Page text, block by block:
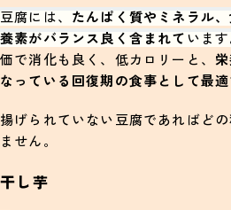
豆腐には、 たんぱく質やミネラル
養素がバランス良く含まれています
価で消化も良く、低カロリーと、
なっている回復期の食事として最適
揚げられていない豆腐であればど
ません。
干し芋